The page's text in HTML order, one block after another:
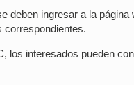
deben ingresar a la
correspondientes.
los interesados pueden